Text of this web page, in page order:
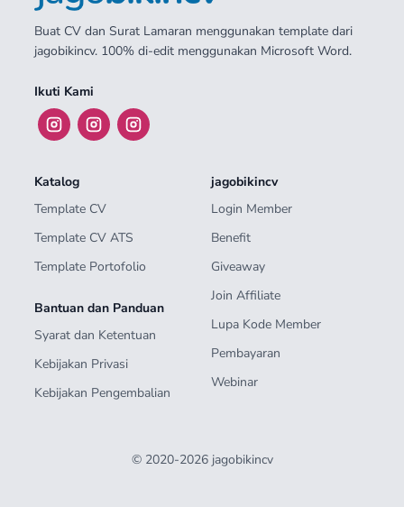
Buat CV dan Surat Lamaran menggunakan template dari
jagobikincv. 100% di-edit menggunakan Microsoft Word.
Ikuti Kami
Katalog
Template CV
Template CV ATS
Template Portofolio
jagobikincv
Login Member
Benefit
Giveaway
Join Affiliate
Lupa Kode Member
Pembayaran
Webinar
Bantuan dan Panduan
Syarat dan Ketentuan
Kebijakan Privasi
Kebijakan Pengembalian
© 2020-2026 jagobikincv